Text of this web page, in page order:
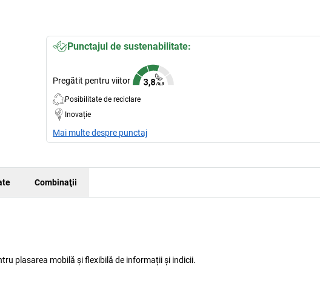
Punctajul de sustenabilitate:
Pregătit pentru viitor
Posibilitate de reciclare
Inovație
Mai multe despre punctaj
Combinaţii
plasarea mobilă și flexibilă de informații și indicii.